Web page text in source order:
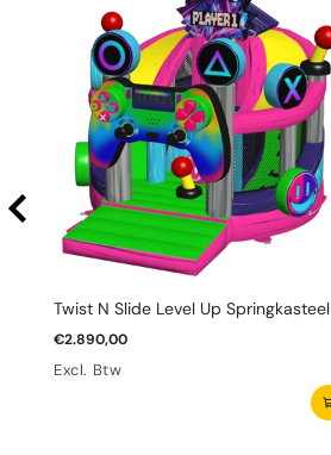
Twist N Slide Level Up Springkasteel
€2.890,00
Excl. Btw